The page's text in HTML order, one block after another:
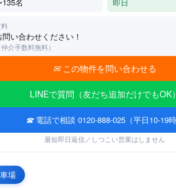
問い合わせください！
仲介手数料無料）
この物件を問い合わせる
LINEで質問（友だち追加だけでもOK）
電話で相談 0120-888-025（平日10-19時
最短即日返信／しつこい営業はしません
場